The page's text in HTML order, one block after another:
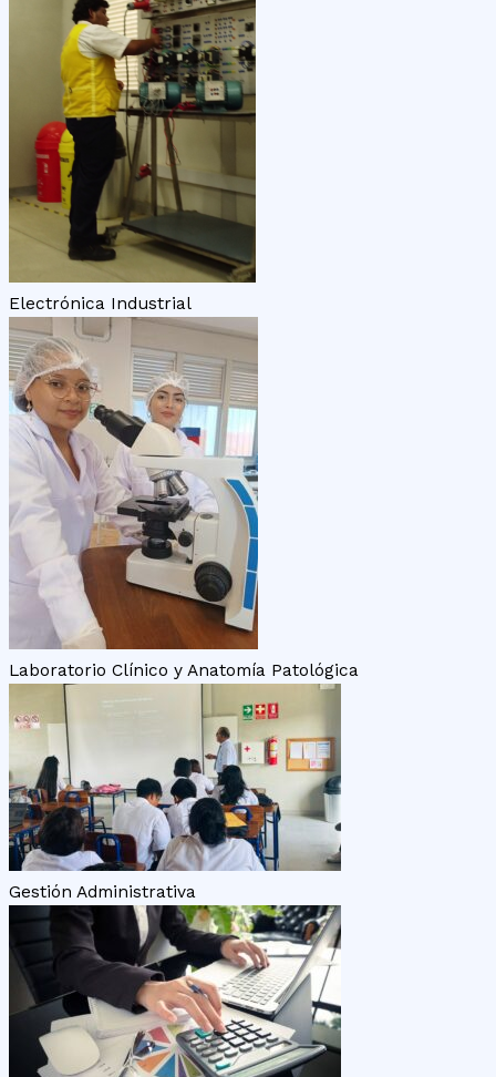
Electrónica Industrial
Laboratorio Clínico y Anatomía Patológica
Gestión Administrativa